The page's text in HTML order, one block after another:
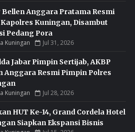
Bellen Anggara Pratama Resmi
Kapolres Kuningan, Disambut
Pedang Pora
Kuningan Jul 31, 2026
Jabar Pimpin Sertijab, AKBP
Anggara Resmi Pimpin Polres
Kuningan Jul 28, 2026
HUT Ke-14, Grand Cordela Hotel
Siapkan Ekspansi Bisnis